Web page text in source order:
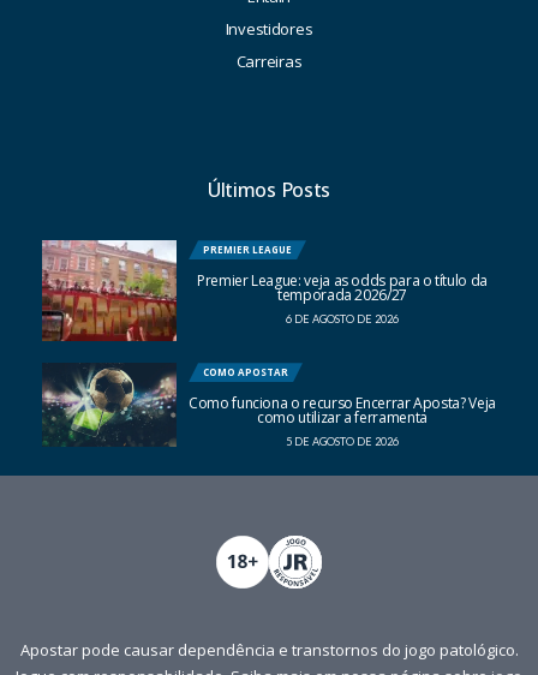
Investidores
Carreiras
Últimos Posts
PREMIER LEAGUE
Premier League: veja as odds para o título da
temporada 2026/27
6 DE AGOSTO DE 2026
COMO APOSTAR
Como funciona o recurso Encerrar Aposta? Veja
como utilizar a ferramenta
5 DE AGOSTO DE 2026
Apostar pode causar dependência e transtornos do jogo patológico.